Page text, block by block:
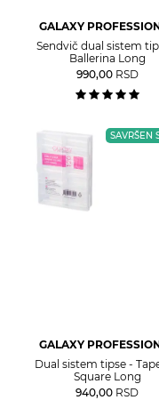
GALAXY
Sendvič dual sistem
Ballerina Long
990,00 RSD
SAVRŠEN
GALAXY
Dual sistem tipse -
Square Long
940,00 RSD